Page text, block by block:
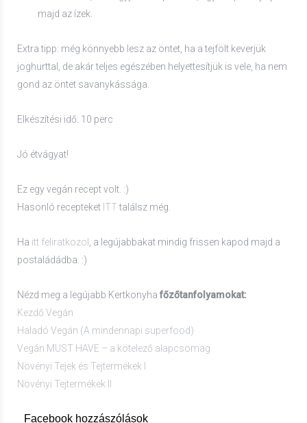
majd az ízek.
Extra tipp: még könnyebb lesz az öntet, ha a tejfölt keverjük
joghurttal, de akár teljes egészében helyettesítjük is vele, ha nem
gond az öntet savanykássága.
Elkészítési idő: 10 perc
Jó étvágyat!
Ez egy vegán recept volt. :)
Hasonló recepteket ITT találsz még.
Ha itt feliratkozol , a legújabbakat mindig frissen kapod majd a
postaládádba. :)
Nézd meg a legújabb Kertkonyha főzőtanfolyamokat:
Kezdő Vegán
Haladó Vegán (A mindennapi superfood)
Vegán MUST HAVE – a kötelező alapcsomag
Növényi Tejek és Tejtermékek I
Növényi Tejtermékek II
Facebook hozzászólások